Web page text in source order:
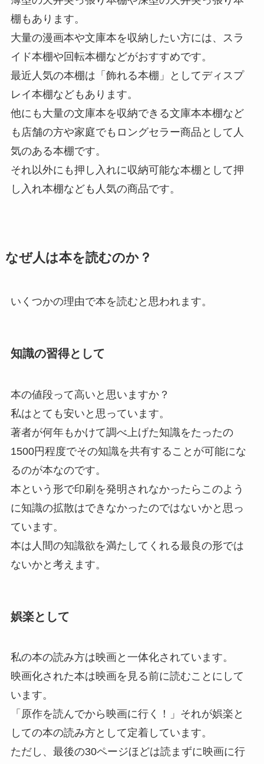
棚もあります。
大量の漫画本や文庫本を収納したい方には、スラ
イド本棚や回転本棚などがおすすめです。
最近人気の本棚は「飾れる本棚」としてディスプ
レイ本棚などもあります。
他にも大量の文庫本を収納できる文庫本本棚など
も店舗の方や家庭でもロングセラー商品として人
気のある本棚です。
それ以外にも押し入れに収納可能な本棚として押
し入れ本棚なども人気の商品です。
なぜ人は本を読むのか？
いくつかの理由で本を読むと思われます。
知識の習得として
本の値段って高いと思いますか？
私はとても安いと思っています。
著者が何年もかけて調べ上げた知識をたったの
1500円程度でその知識を共有することが可能にな
るのが本なのです。
本という形で印刷を発明されなかったらこのよう
に知識の拡散はできなかったのではないかと思っ
ています。
本は人間の知識欲を満たしてくれる最良の形では
ないかと考えます。
娯楽として
私の本の読み方は映画と一体化されています。
映画化された本は映画を見る前に読むことにして
います。
「原作を読んでから映画に行く！」それが娯楽と
しての本の読み方として定着しています。
ただし、最後の30ページほどは読まずに映画に行